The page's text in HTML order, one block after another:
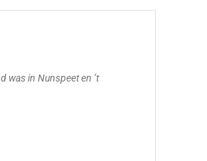
was in Nunspeet en ’t